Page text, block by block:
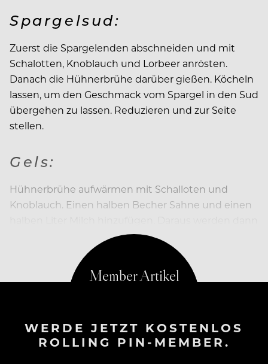
Spargelsud:
Zuerst die Spargelenden abschneiden und mit
Schalotten, Knoblauch und Lorbeer anrösten.
Danach die Hühnerbrühe darüber gießen. Köcheln
lassen, um den Geschmack vom Spargel in den Sud
übergehen zu lassen. Reduzieren und zur Seite
stellen.
Gels:
Hühnerbrühe aufwärmen mit Schalloten und
Knoblauch. Einen halben Becher Sahne und einen
WERDE JETZT KOSTENLOS
ROLLING PIN-MEMBER.